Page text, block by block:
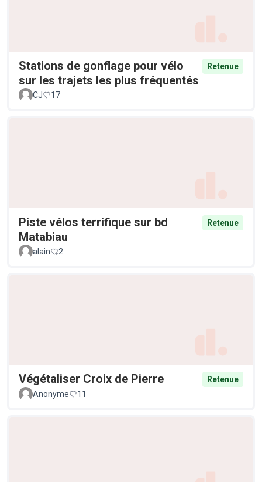
Stations de gonflage pour vélo
sur les trajets les plus fréquentés
Retenue
CJ 17
Piste vélos terrifique sur bd
Matabiau
Retenue
alain 2
Végétaliser Croix de Pierre
Retenue
Anonyme
11